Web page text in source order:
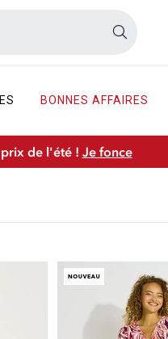
BONNES AFFAIRES
de l'été ! Je fonce